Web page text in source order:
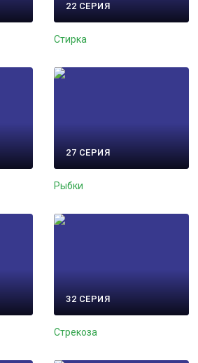
22 СЕРИЯ
Стирка
27 СЕРИЯ
Рыбки
32 СЕРИЯ
Стрекоза